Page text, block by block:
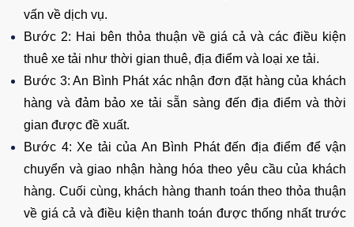
vấn về dịch vụ.
Bước 2: Hai bên thỏa thuận về giá cả và các điều kiện
thuê xe tải như thời gian thuê, địa điểm và loại xe tải.
Bước 3: An Bình Phát xác nhận đơn đặt hàng của khách
hàng và đảm bảo xe tải sẵn sàng đến địa điểm và thời
gian được đề xuất.
Bước 4: Xe tải của An Bình Phát đến địa điểm để vận
chuyển và giao nhận hàng hóa theo yêu cầu của khách
hàng. Cuối cùng, khách hàng thanh toán theo thỏa thuận
về giá cả và điều kiện thanh toán được thống nhất trước